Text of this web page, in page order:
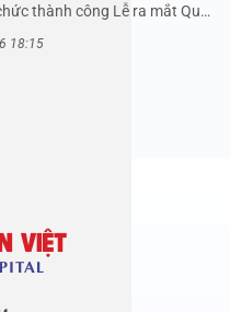
thành công Lễ ra mắt Quỹ
18:15